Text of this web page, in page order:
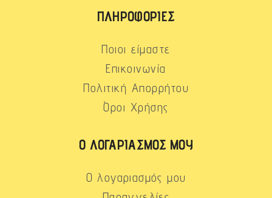
ΠΛΗΡΟΦΟΡΊΕΣ
Ποιοι είμαστε
Επικοινωνία
Πολιτική Απορρήτου
Όροι Χρήσης
Ο ΛΟΓΑΡΙΑΣΜΌΣ ΜΟΥ
Ο λογαριασμός μου